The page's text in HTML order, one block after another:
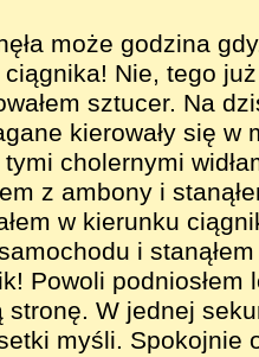
może godzina
ciągnika! Nie, tego
sztucer. Na
kierowały się
cholernymi
z ambony i
w kierunku
i
Powoli podniosłem
stronę. W jednej
myśli. Spokojnie